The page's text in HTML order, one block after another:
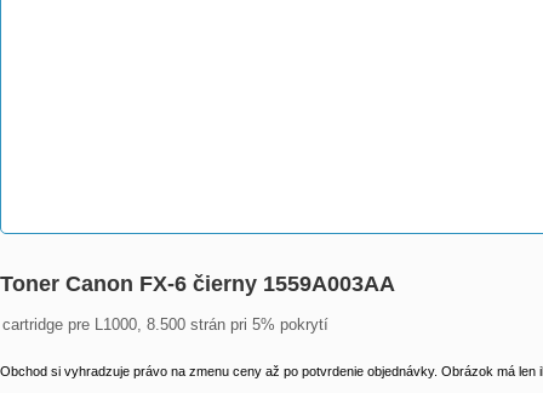
Toner Canon FX-6 čierny 1559A003AA
cartridge pre L1000, 8.500 strán pri 5% pokrytí
Obchod si vyhradzuje právo na zmenu ceny až po potvrdenie objednávky. Obrázok má len